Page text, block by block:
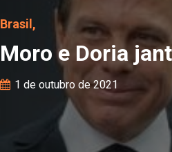
Brasil,
Moro e Doria
1 de outubro de 2021